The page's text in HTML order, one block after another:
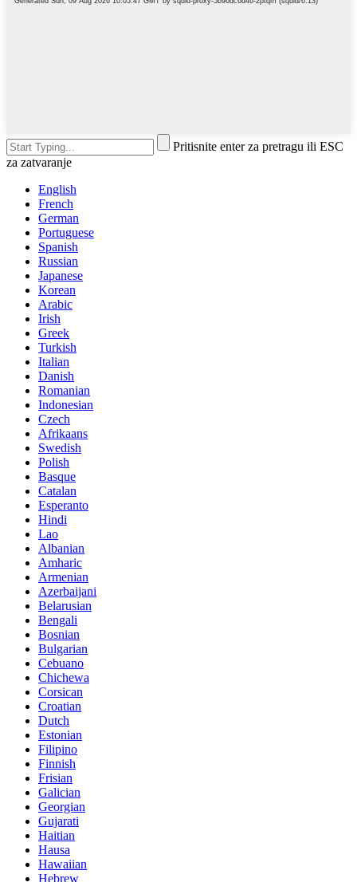
Pritisnite enter za pretragu ili ESC
za zatvaranje
English
French
German
Portuguese
Spanish
Russian
Japanese
Korean
Arabic
Irish
Greek
Turkish
Italian
Danish
Romanian
Indonesian
Czech
Afrikaans
Swedish
Polish
Basque
Catalan
Esperanto
Hindi
Lao
Albanian
Amharic
Armenian
Azerbaijani
Belarusian
Bengali
Bosnian
Bulgarian
Cebuano
Chichewa
Corsican
Croatian
Dutch
Estonian
Filipino
Finnish
Frisian
Galician
Georgian
Gujarati
Haitian
Hausa
Hawaiian
Hebrew